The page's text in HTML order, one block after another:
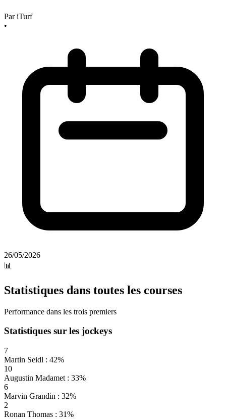
PariTurf
•
26/05/2026
📊
Statistiques dans toutes les courses
Performance dans les trois premiers
Statistiques sur les jockeys
7
Martin Seidl : 42%
10
Augustin Madamet : 33%
6
Marvin Grandin : 32%
2
Ronan Thomas : 31%